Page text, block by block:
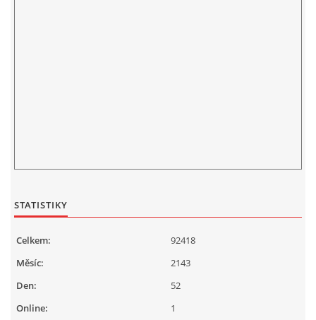
STATISTIKY
Online: 1
Celkem:
92418
Měsíc:
2143
Den:
52